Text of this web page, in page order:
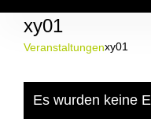
Inhalt
springen
xy01
Veranstaltungenxy01
Hinweis
Es wurden keine